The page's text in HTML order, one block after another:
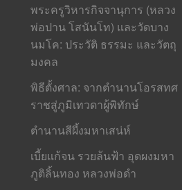
พระครูวิหารกิจจานุการ (หลวง
พ่อปาน โสนันโท) และวัดบาง
นมโค: ประวัติ ธรรมะ และวัตถุ
มงคล
พิธีตั้งศาล: จากตำนานโอรสทศ
ราชสู่ภูมิเทวดาผู้พิทักษ์
ตำนานสีผึ้งมหาเสน่ห์
เบี้ยแก้จน รวยล้นฟ้า อุดผงมหา
ภูติลิ้นทอง หลวงพ่อดำ